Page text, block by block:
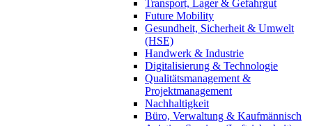
Transport, Lager & Gefahrgut
Future Mobility
Gesundheit, Sicherheit & Umwelt
(HSE)
Handwerk & Industrie
Digitalisierung & Technologie
Qualitätsmanagement &
Projektmanagement
Nachhaltigkeit
Büro, Verwaltung & Kaufmännisch